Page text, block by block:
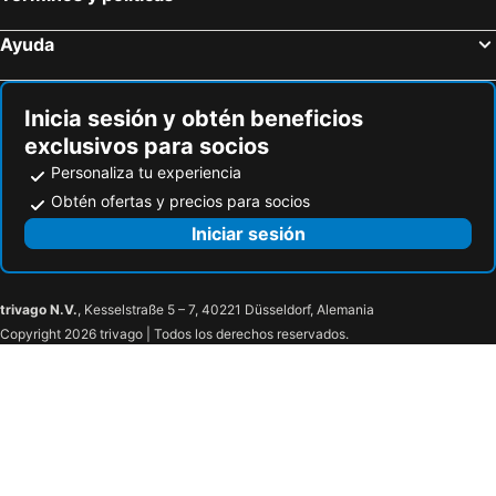
Ayuda
Inicia sesión y obtén beneficios
exclusivos para socios
Personaliza tu experiencia
Obtén ofertas y precios para socios
Iniciar sesión
trivago N.V., Kesselstraße 5 – 7, 40221 Düsseldorf, Alemania
Copyright 2026 trivago | Todos los derechos reservados.